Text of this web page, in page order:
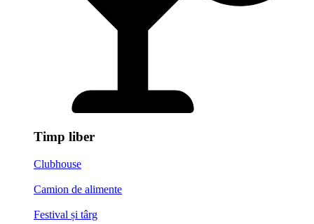
Timp liber
Clubhouse
Camion de alimente
Festival și târg